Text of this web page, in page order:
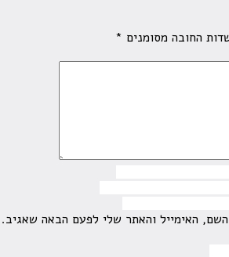
החובה מסומנים *
האימייל והאתר שלי לפעם הבאה שאגיב.